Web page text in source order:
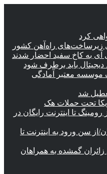
کرد
زیرساخت‌های راه‌آهن کشور
آی به کاخ سفید احضار شدند
دیجیتال باید برطرف شود
موسسه معتبر آمادگی
شد
تحت حملات هک
تا اینترنت رایگان در
سن ورود به اینترنت تا
گمشده به همراهان